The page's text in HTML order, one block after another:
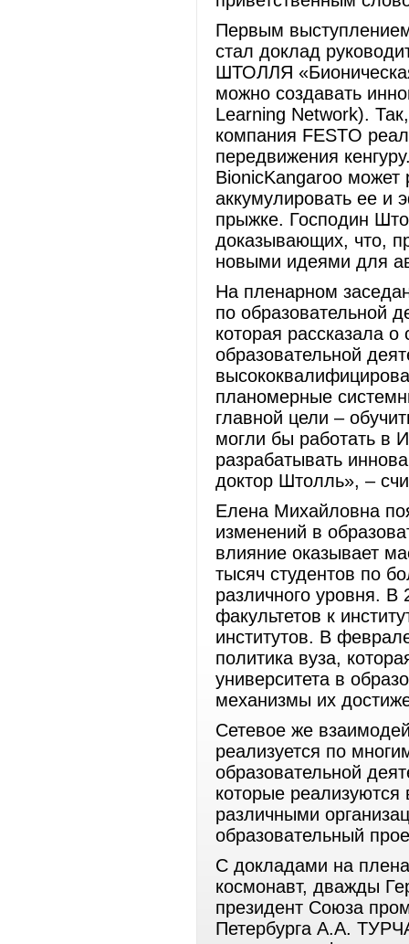
Первым
стал доклад
ШТОЛЛЯ
можно создавать
Learning Network).
компания FESTO
передвижения
BionicKangaroo может
аккумулировать ее и
прыжке. Господин
доказывающих, что,
новыми идеями для
На пленарном
по
которая рассказала
образовательной
планомерные
главной цели –
могли бы работать в
разрабатывать
доктор Штолль», –
Елена Михайловна
изменений в
влияние оказывает
тысяч студентов по
различного уровня. В
факультетов к
институтов. В
политика вуза,
университета в
механизмы их
Сетевое же
реализуется по
образовательной
которые
различными
образовательный
С докладами на
космонавт, дважды
президент Союза
Петербурга А.А.